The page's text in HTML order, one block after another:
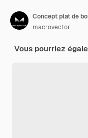
macrovector
Vous pourriez